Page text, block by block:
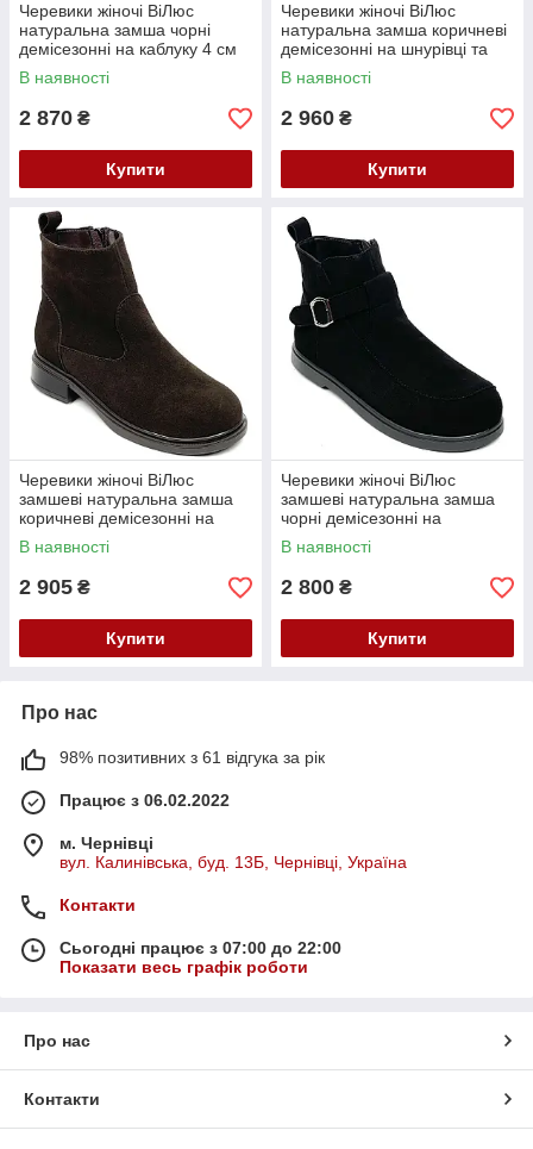
Черевики жіночі ВіЛюс
натуральна замша чорні
демісезонні на каблуку 4 см
6033 ч.зм 36 Чорні
В наявності
2 870 ₴
Купити
Черевики жіночі ВіЛюс
натуральна замша коричневі
демісезонні на шнурівці та
блискавці каблук 3 см 36
Коричневі
В наявності
2 960 ₴
Купити
Черевики жіночі ВіЛюс
замшеві натуральна замша
коричневі демісезонні на
підборах 3 см для широкої
ноги 6031 кор.зм 36
В наявності
2 905 ₴
Купити
Черевики жіночі ВіЛюс
замшеві натуральна замша
чорні демісезонні на
низькому ходу 1,5 см для
широкої ноги 6014 ч.зм 36
В наявності
2 800 ₴
Купити
Про нас
98% позитивних з 61 відгука за рік
Працює з 06.02.2022
м. Чернівці
вул. Калинівська, буд. 13Б, Чернівці, Україна
Контакти
Сьогодні працює з 07:00 до 22:00
Показати весь графік роботи
Про нас
Контакти